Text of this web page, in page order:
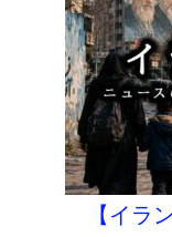
【イラ